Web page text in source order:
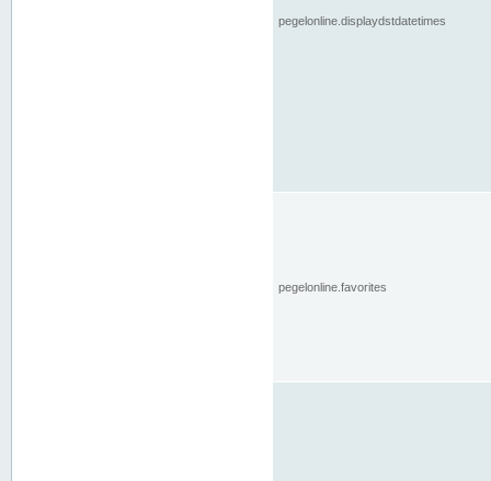
pegelonline.displaydstdatetimes
pegelonline.favorites